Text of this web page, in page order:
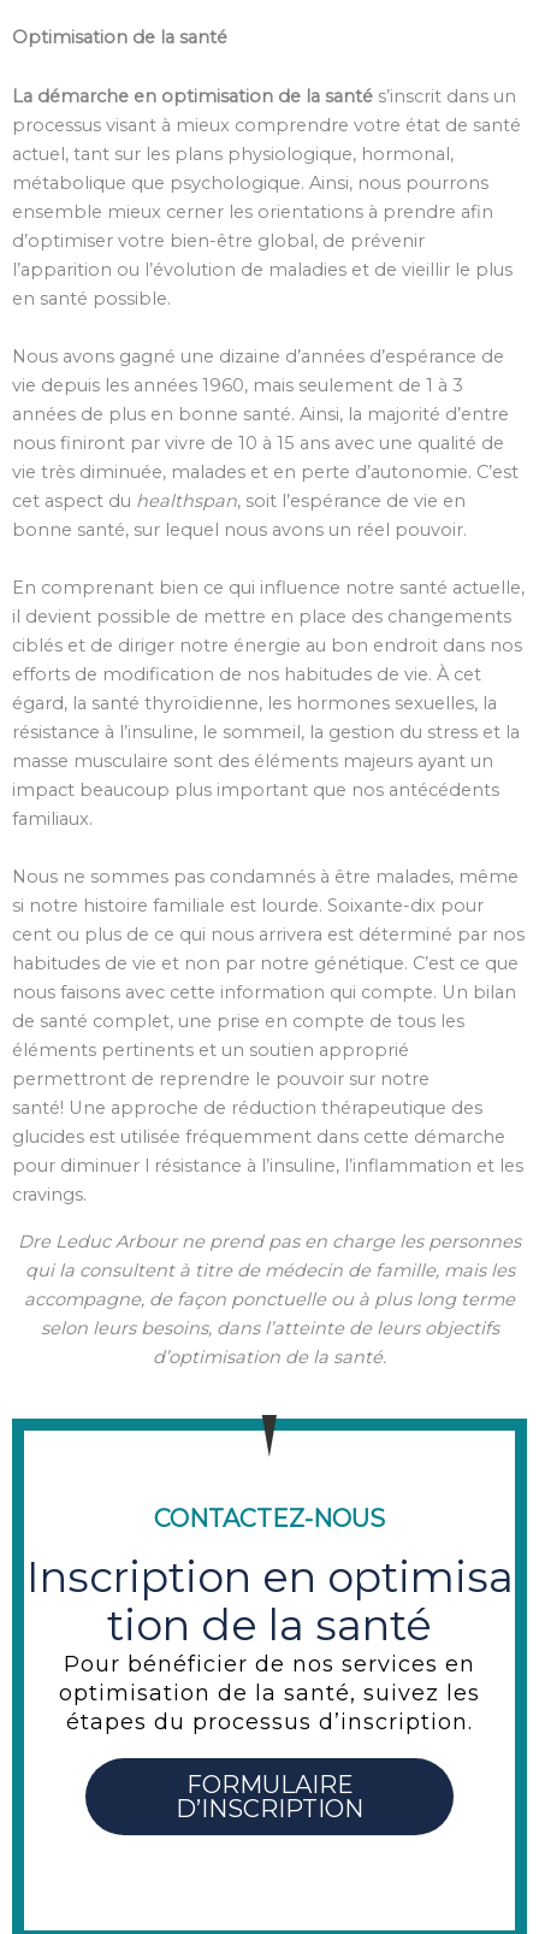
Optimisation de la santé
La démarche en optimisation de la santé s’inscrit dans un
processus visant à mieux comprendre votre état de santé
actuel, tant sur les plans physiologique, hormonal,
métabolique que psychologique. Ainsi, nous pourrons
ensemble mieux cerner les orientations à prendre afin
d’optimiser votre bien-être global, de prévenir
l’apparition ou l’évolution de maladies et de vieillir le plus
en santé possible.
Nous avons gagné une dizaine d’années d’espérance de
vie depuis les années 1960, mais seulement de 1 à 3
années de plus en bonne santé. Ainsi, la majorité d’entre
nous finiront par vivre de 10 à 15 ans avec une qualité de
vie très diminuée, malades et en perte d’autonomie. C’est
cet aspect du healthspan, soit l’espérance de vie en
bonne santé, sur lequel nous avons un réel pouvoir.
En comprenant bien ce qui influence notre santé actuelle,
il devient possible de mettre en place des changements
ciblés et de diriger notre énergie au bon endroit dans nos
efforts de modification de nos habitudes de vie. À cet
égard, la santé thyroïdienne, les hormones sexuelles, la
résistance à l’insuline, le sommeil, la gestion du stress et la
masse musculaire sont des éléments majeurs ayant un
impact beaucoup plus important que nos antécédents
familiaux.
Nous ne sommes pas condamnés à être malades, même
si notre histoire familiale est lourde. Soixante-dix pour
cent ou plus de ce qui nous arrivera est déterminé par nos
habitudes de vie et non par notre génétique. C’est ce que
nous faisons avec cette information qui compte. Un bilan
de santé complet, une prise en compte de tous les
éléments pertinents et un soutien approprié
permettront de reprendre le pouvoir sur notre
santé! Une approche de réduction thérapeutique des
glucides est utilisée fréquemment dans cette démarche
pour diminuer l résistance à l’insuline, l’inflammation et les
cravings.
Dre Leduc Arbour ne prend pas en charge les personnes
qui la consultent à titre de médecin de famille, mais les
accompagne, de façon ponctuelle ou à plus long terme
selon leurs besoins, dans l’atteinte de leurs objectifs
d’optimisation de la santé.
CONTACTEZ-NOUS
Inscription en optimisa
tion de la santé
Pour bénéficier de nos services en
optimisation de la santé, suivez les
étapes du processus d’inscription.
FORMULAIRE
D’INSCRIPTION